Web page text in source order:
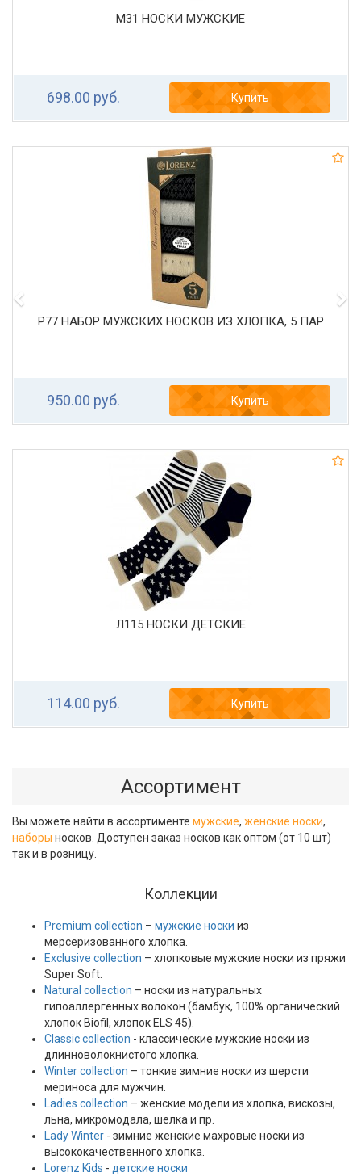
М31 НОСКИ МУЖСКИЕ
698.00 руб. Купить
Р77 НАБОР МУЖСКИХ НОСКОВ ИЗ ХЛОПКА, 5 ПАР
950.00 руб. Купить
Л115 НОСКИ ДЕТСКИЕ
114.00 руб. Купить
Ассортимент
Вы можете найти в ассортименте мужские, женские носки,
наборы носков. Доступен заказ носков как оптом (от 10 шт)
так и в розницу.
Коллекции
Premium collection – мужские носки из
мерсеризованного хлопка.
Exclusive collection – хлопковые мужские носки из пряжи
Super Soft.
Natural collection – носки из натуральных
гипоаллергенных волокон (бамбук, 100% органический
хлопок Biofil, хлопок ELS 45).
Classic collection - классические мужские носки из
длинноволокнистого хлопка.
Winter collection – тонкие зимние носки из шерсти
мериноса для мужчин.
Ladies collection – женские модели из хлопка, вискозы,
льна, микромодала, шелка и пр.
Lady Winter - зимние женские махровые носки из
высококачественного хлопка.
Lorenz Kids - детские носки